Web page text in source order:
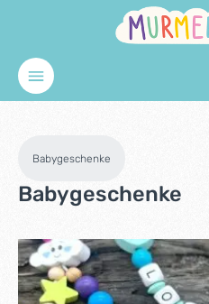
Zum Hauptinhalt springen
Babygeschenke
Babygeschenke